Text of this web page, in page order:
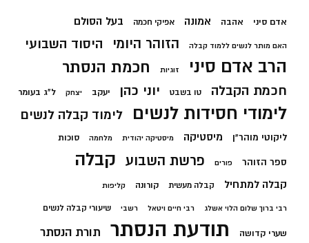
אדם סיני אהבה אמונה אפיקי חכמה בעל הסולם
האם מותר לנשים ללמוד קבלה הזוהר היומי היסוד השבועי
הרב אדם סיני זוגיות חכמת הנסתר
חכמת הקבלה טו בשבט יוני כהן יעקב יצחק ל"ג בעומר
לימודי חסידות לנשים לימוד קבלה לנשים
ליקוטי מוהר"ן מיסטיקה מיסטיקה יהודית מלחמה סוכות
ספר הזוהר פורים פרשת השבוע קבלה
קבלה למתחיל קבלה מעשית קורונה קליפות
רבי ברוך שלום הלוי אשלג רבי חיים ויטאל רשבי שיעורי קבלה לנשים
שערי קדושה תודעת הנסתר תורת הנסתר